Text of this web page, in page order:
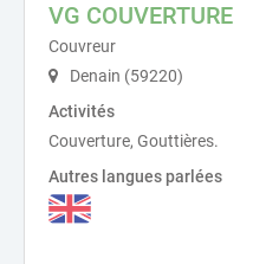
VG COUVERTURE
Couvreur
Denain (59220)
Activités
Couverture, Gouttières.
Autres langues parlées